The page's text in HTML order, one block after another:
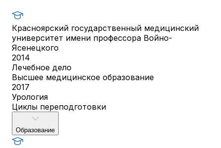
Красноярский государственный медицинский
университет имени профессора Войно-
Ясенецкого
2014
Лечебное дело
Высшее медицинское образование
2017
Урология
Циклы переподготовки
Образование